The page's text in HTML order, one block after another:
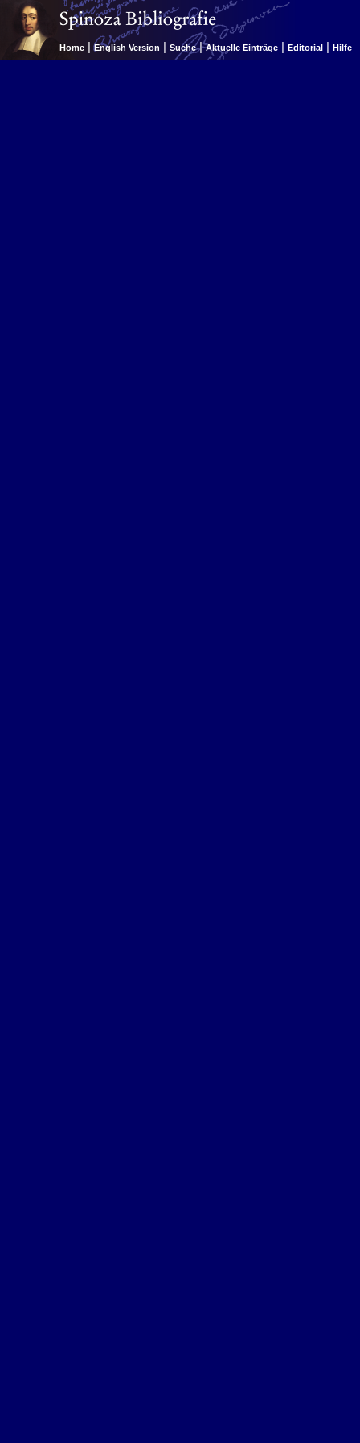
Home | English Version | Suche | Aktuelle Einträge | Editorial | Hilfe